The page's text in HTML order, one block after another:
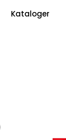
Infosenter
Kataloger